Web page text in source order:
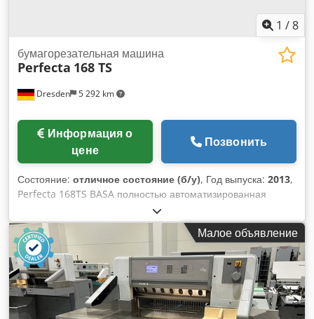
1 /8
Dresden 5 292 km
бумагорезательная машина
Perfecta 168 TS
цене
Позвонить
Состояние: отличное состояние (б/у), Год выпуска: 2013,
Perfecta 168TS BASA полностью автоматизированная
система резки год выпуска 2013 включает в себя:
резательную машину Perfecta 168TS Dcsdpfszqtpdex An
Hok автоматический податчик листов BASA 7 с
автоматической подачей бумаги устройство ZTS 2000 для
подачи стопок бумаги на задний стол резательной машины
разгрузочное устройство BA6 практически не
использовалась в очень хорошем состоянии находится в
Германии возможна проверка в работе
Малое объявление